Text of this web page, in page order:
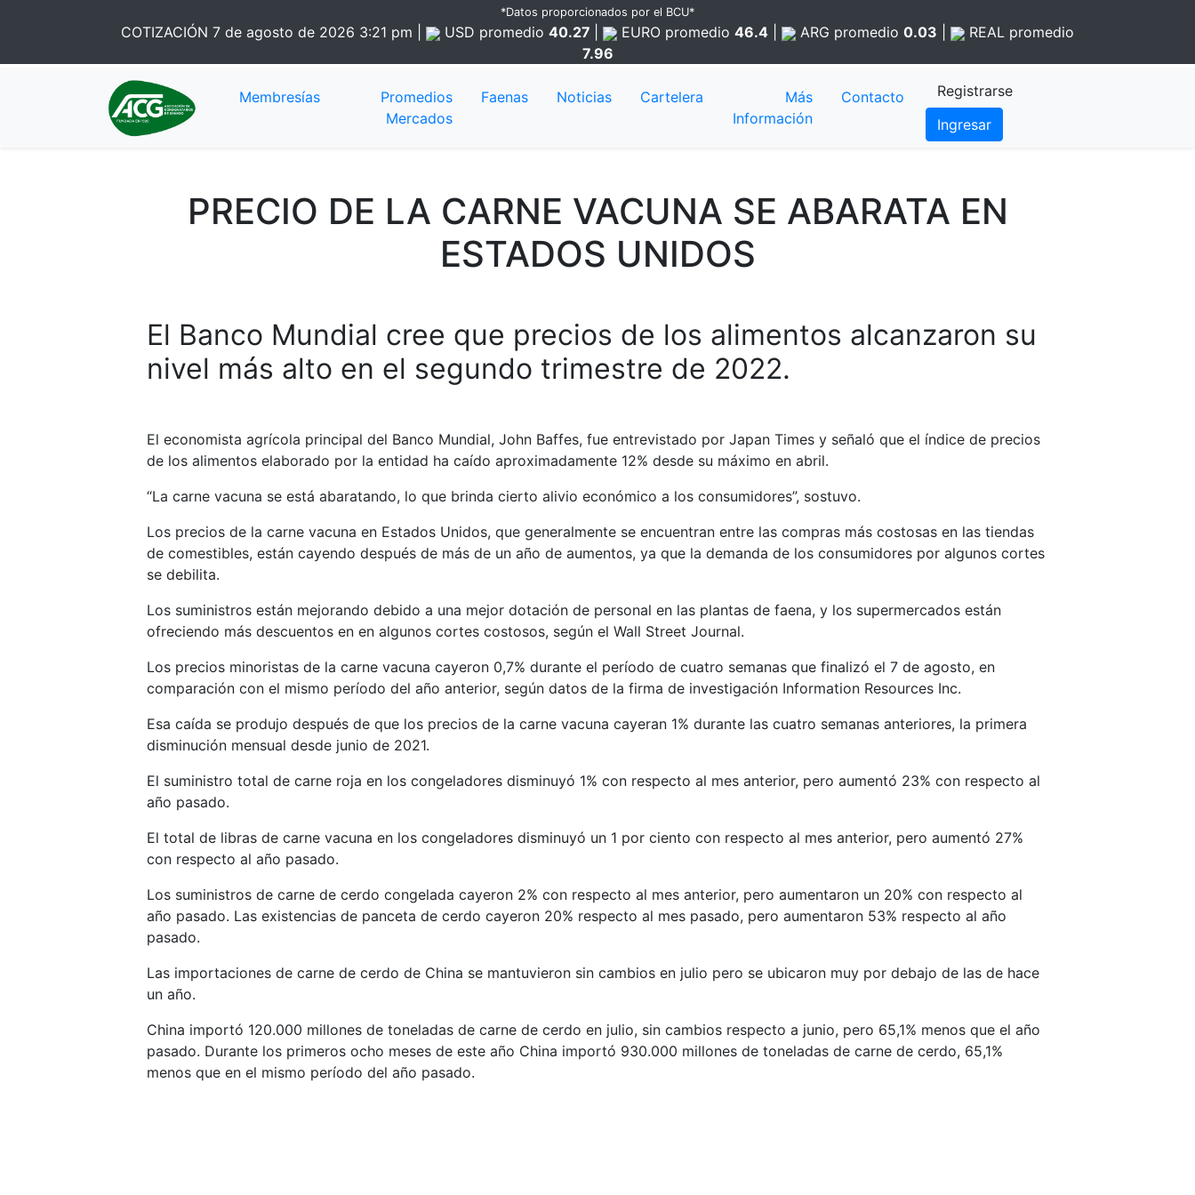
*Datos proporcionados por el BCU*
COTIZACIÓN 7 de agosto de 2026 3:21 pm USD promedio 40.27 EURO promedio 46.4 ARG promedio 0.03 REAL promedio
7.96
Membresías
Promedios
Mercados
Faenas Noticias Cartelera
Más
Información
Contacto
Registrarse
Ingresar
PRECIO DE LA CARNE VACUNA SE ABARATA EN
ESTADOS UNIDOS
El Banco Mundial cree que precios de los alimentos alcanzaron su
nivel más alto en el segundo trimestre de 2022.
El economista agrícola principal del Banco Mundial, John Baffes, fue entrevistado por Japan Times y señaló que el índice de precios
de los alimentos elaborado por la entidad ha caído aproximadamente 12% desde su máximo en abril.
“La carne vacuna se está abaratando, lo que brinda cierto alivio económico a los consumidores”, sostuvo.
Los precios de la carne vacuna en Estados Unidos, que generalmente se encuentran entre las compras más costosas en las tiendas
de comestibles, están cayendo después de más de un año de aumentos, ya que la demanda de los consumidores por algunos cortes
se debilita.
Los suministros están mejorando debido a una mejor dotación de personal en las plantas de faena, y los supermercados están
ofreciendo más descuentos en en algunos cortes costosos, según el Wall Street Journal.
Los precios minoristas de la carne vacuna cayeron 0,7% durante el período de cuatro semanas que finalizó el 7 de agosto, en
comparación con el mismo período del año anterior, según datos de la firma de investigación Information Resources Inc.
Esa caída se produjo después de que los precios de la carne vacuna cayeran 1% durante las cuatro semanas anteriores, la primera
disminución mensual desde junio de 2021.
El suministro total de carne roja en los congeladores disminuyó 1% con respecto al mes anterior, pero aumentó 23% con respecto al
año pasado.
El total de libras de carne vacuna en los congeladores disminuyó un 1 por ciento con respecto al mes anterior, pero aumentó 27%
con respecto al año pasado.
Los suministros de carne de cerdo congelada cayeron 2% con respecto al mes anterior, pero aumentaron un 20% con respecto al
año pasado. Las existencias de panceta de cerdo cayeron 20% respecto al mes pasado, pero aumentaron 53% respecto al año
pasado.
Las importaciones de carne de cerdo de China se mantuvieron sin cambios en julio pero se ubicaron muy por debajo de las de hace
un año.
China importó 120.000 millones de toneladas de carne de cerdo en julio, sin cambios respecto a junio, pero 65,1% menos que el año
pasado. Durante los primeros ocho meses de este año China importó 930.000 millones de toneladas de carne de cerdo, 65,1%
menos que en el mismo período del año pasado.